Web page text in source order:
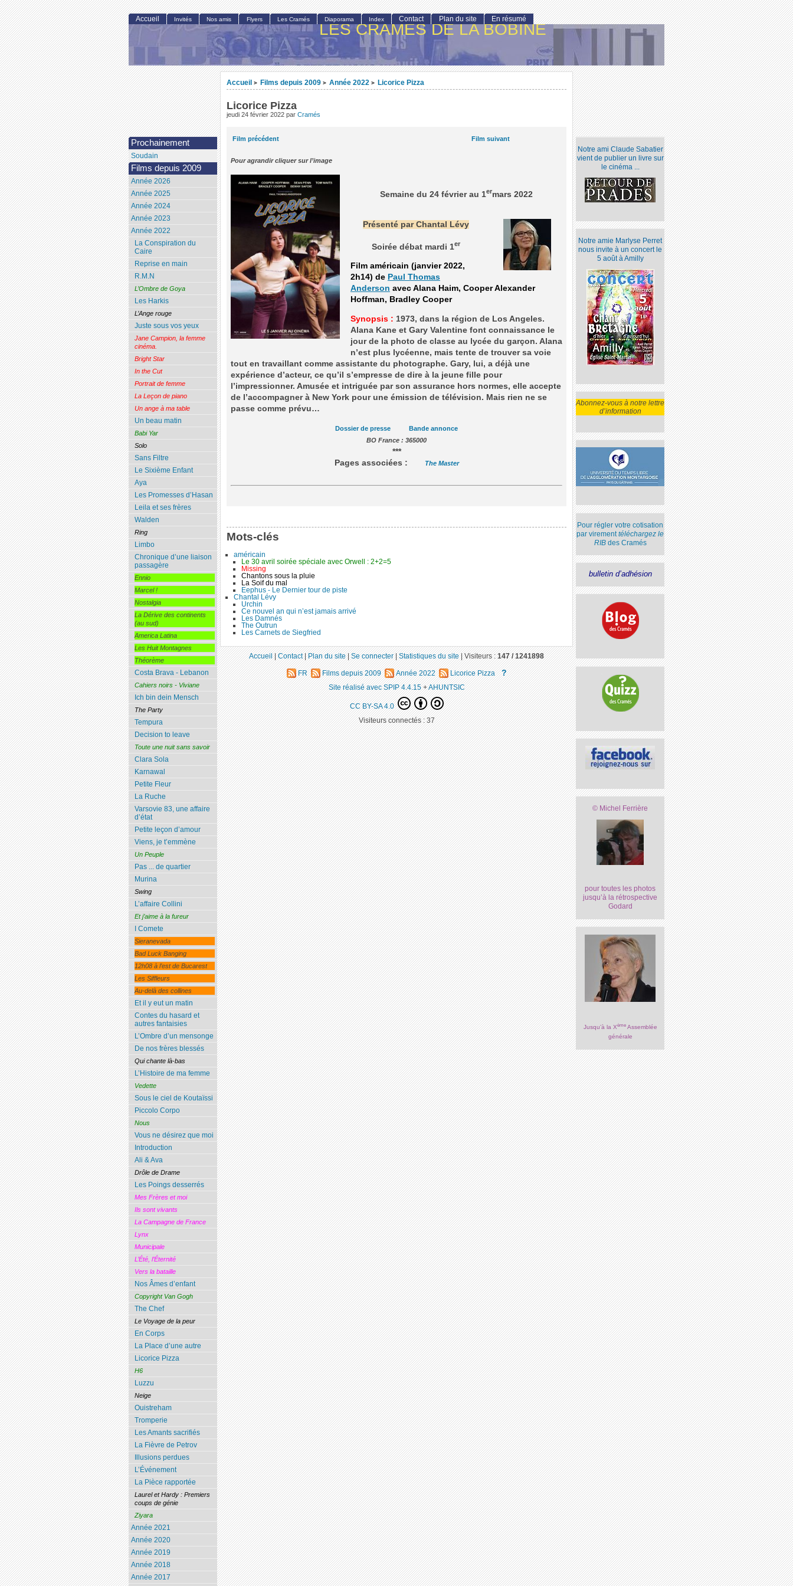
LES CRAMÉS DE LA BOBINE
Accueil > Films depuis 2009 > Année 2022 > Licorice Pizza
Licorice Pizza
jeudi 24 février 2022 par Cramés
Film précédent Film suivant
Pour agrandir cliquer sur l’image
Semaine du 24 février au 1ermars 2022
Présenté par Chantal Lévy
Soirée débat mardi 1er
Film américain (janvier 2022,
2h14) de Paul Thomas
Anderson avec Alana Haim, Cooper Alexander
Hoffman, Bradley Cooper
Synopsis : 1973, dans la région de Los Angeles.
Alana Kane et Gary Valentine font connaissance le
jour de la photo de classe au lycée du garçon. Alana
n’est plus lycéenne, mais tente de trouver sa voie
tout en travaillant comme assistante du photographe. Gary, lui, a déjà une
expérience d’acteur, ce qu’il s’empresse de dire à la jeune fille pour
l’impressionner. Amusée et intriguée par son assurance hors normes, elle accepte
de l’accompagner à New York pour une émission de télévision. Mais rien ne se
passe comme prévu…
Dossier de presse
Bande annonce
BO France : 365000
***
Pages associées :
The Master
Mots-clés
américain
Le 30 avril soirée spéciale avec Orwell : 2+2=5
Missing
Chantons sous la pluie
La Soif du mal
Eephus - Le Dernier tour de piste
Chantal Lévy
Urchin
Ce nouvel an qui n’est jamais arrivé
Les Damnés
The Outrun
Les Carnets de Siegfried
Notre ami Claude Sabatier
vient de publier un livre sur
le cinéma ...
Notre amie Marlyse Perret
nous invite à un concert le
5 août à Amilly
Abonnez-vous à notre lettre
d’information
Pour régler votre cotisation
par virementtéléchargez le
RIBdes Cramés
bulletin d’adhésion
© Michel Ferrière
pour toutes les photos
jusqu’à la rétrospective
Godard
Jusqu’à la XèmeAssemblée
générale
Accueil Invités Nos amis Flyers Les Cramés Diaporama Index Contact Plan du site En résumé
Prochainement
Soudain
Films depuis 2009
Année 2026
Année 2025
Année 2024
Année 2023
Année 2022
La Conspiration du
Caire
Reprise en main
R.M.N
L’Ombre de Goya
Les Harkis
L’Ange rouge
Juste sous vos yeux
Jane Campion, la femme
cinéma.
Bright Star
In the Cut
Portrait de femme
La Leçon de piano
Un ange à ma table
Un beau matin
Babi Yar
Solo
Sans Filtre
Le Sixième Enfant
Aya
Les Promesses d’Hasan
Leila et ses frères
Walden
Ring
Limbo
Chronique d’une liaison
passagère
Ennio
Marcel !
Nostalgia
La Dérive des continents
(au sud)
America Latina
Les Huit Montagnes
Théorème
Costa Brava - Lebanon
Cahiers noirs - Viviane
Ich bin dein Mensch
The Party
Tempura
Decision to leave
Toute une nuit sans savoir
Clara Sola
Karnawal
Petite Fleur
La Ruche
Varsovie 83, une affaire
d’état
Petite leçon d’amour
Viens, je t’emmène
Un Peuple
Pas ... de quartier
Murina
Swing
L’affaire Collini
Et j’aime à la fureur
I Comete
Sieranevada
Bad Luck Banging
12h08 à l’est de Bucarest
Les Siffleurs
Au-delà des collines
Et il y eut un matin
Contes du hasard et
autres fantaisies
L’Ombre d’un mensonge
De nos frères blessés
Qui chante là-bas
L’Histoire de ma femme
Vedette
Sous le ciel de Koutaïssi
Piccolo Corpo
Nous
Vous ne désirez que moi
Introduction
Ali & Ava
Drôle de Drame
Les Poings desserrés
Mes Frères et moi
Ils sont vivants
La Campagne de France
Lynx
Municipale
L’Été, l’Éternité
Vers la bataille
Nos Âmes d’enfant
Copyright Van Gogh
The Chef
Le Voyage de la peur
En Corps
La Place d’une autre
Licorice Pizza
H6
Luzzu
Neige
Ouistreham
Tromperie
Les Amants sacrifiés
La Fièvre de Petrov
Illusions perdues
L’Événement
La Pièce rapportée
Laurel et Hardy : Premiers
coups de génie
Ziyara
Année 2021
Année 2020
Année 2019
Année 2018
Année 2017
Accueil|Contact|Plan du site|Se connecter|Statistiques du site|Visiteurs :147 / 1241898
FR Films depuis 2009 Année 2022 Licorice Pizza ?
Site réalisé avec SPIP 4.4.15+AHUNTSIC
CC BY-SA 4.0
Visiteurs connectés :37